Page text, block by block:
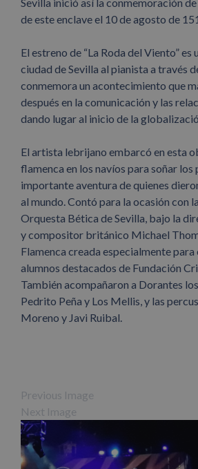
de este enclave el 10 de agosto de
El estreno de “La Roda del Viento” es
ciudad de Sevilla al pianista a través
conmemora un acontecimiento que
después en la comunicación y las
dando lugar al inicio de la
El artista lebrijano embarcó en esta
flamenca en los navíos para soñar los
importante aventura de quienes
al mundo. Contó para la ocasión con
Orquesta Bética de Sevilla, bajo la
y compositor británico Michael
Flamenca creada especialmente
alumnos destacados de Fundación
También acompañaron a Dorantes
Pedrito Peña y Los Mellis, y las
Moreno y Javi Ruibal.
Previous Image
Next Image